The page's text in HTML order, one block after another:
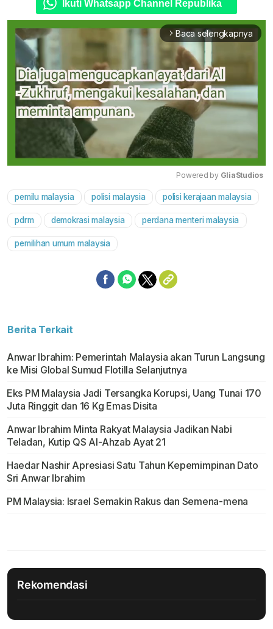
Ikuti Whatsapp Channel Republika
arrow_forward_ios Baca selengkapnya
Mute
Powered by GliaStudios
pemilu malaysia polisi malaysia polisi kerajaan malaysia
pdrm demokrasi malaysia perdana menteri malaysia
pemilihan umum malaysia
Berita Terkait
Anwar Ibrahim: Pemerintah Malaysia akan Turun Langsung
ke Misi Global Sumud Flotilla Selanjutnya
Eks PM Malaysia Jadi Tersangka Korupsi, Uang Tunai 170
Juta Ringgit dan 16 Kg Emas Disita
Anwar Ibrahim Minta Rakyat Malaysia Jadikan Nabi
Teladan, Kutip QS Al-Ahzab Ayat 21
Haedar Nashir Apresiasi Satu Tahun Kepemimpinan Dato
Sri Anwar Ibrahim
PM Malaysia: Israel Semakin Rakus dan Semena-mena
Rekomendasi